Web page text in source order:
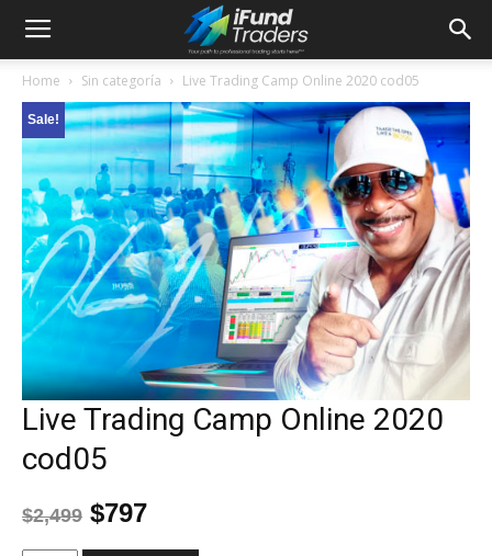
Home Sin categoría Live Trading Camp Online 2020 cod05
Sale!
Live Trading Camp Online 2020
cod05
$2,499 $797